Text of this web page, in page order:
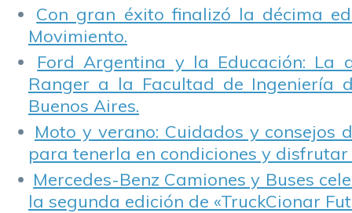
Con gran éxito finalizó la décima
Movimiento.
Ford Argentina y la Educación: La
Ranger a la Facultad de Ingeniería
Buenos Aires.
Moto y verano: Cuidados y consejos
para tenerla en condiciones y disfrutar
Mercedes-Benz Camiones y Buses
la segunda edición de «TruckCionar